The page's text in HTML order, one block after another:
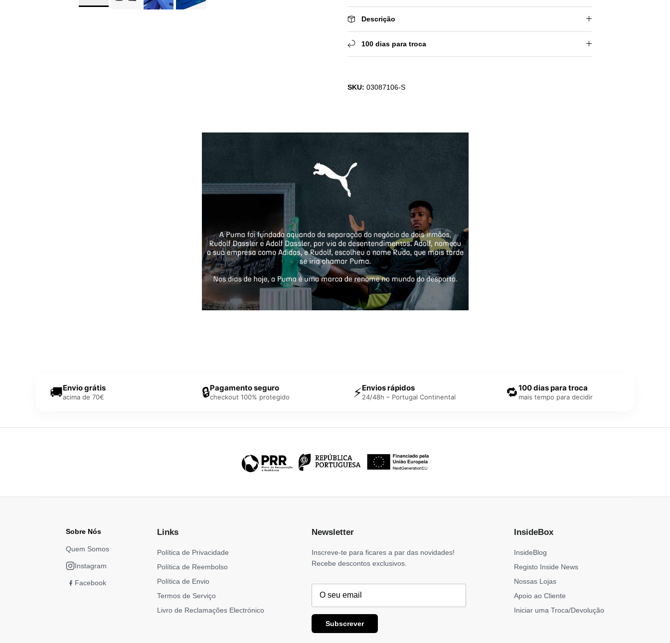
Descrição
100 dias para troca
SKU: 03087106-S
🚚Envio grátis
acima de 70€ 🔒Pagamento seguro
checkout 100% protegido ⚡Envios rápidos
24/48h – Portugal Continental 🔁100 dias para troca
mais tempo para decidir
Sobre Nós
Quem Somos
Instagram
Facebook
Links
Política de Privacidade
Política de Reembolso
Política de Envio
Termos de Serviço
Livro de Reclamações Electrónico
Newsletter
Inscreve-te para ficares a par das novidades!
Recebe descontos exclusivos.
Subscrever
InsideBox
InsideBlog
Registo Inside News
Nossas Lojas
Apoio ao Cliente
Iniciar uma Troca/Devolução